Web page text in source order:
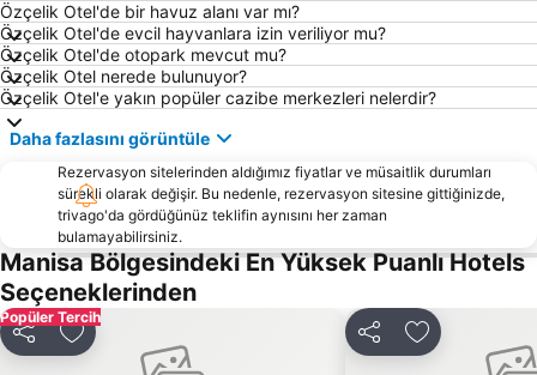
Özçelik Otel'de bir havuz alanı var mı?
Özçelik Otel'de evcil hayvanlara izin veriliyor mu?
Özçelik Otel'de otopark mevcut mu?
Özçelik Otel nerede bulunuyor?
Özçelik Otel'e yakın popüler cazibe merkezleri nelerdir?
Daha fazlasını görüntüle
Rezervasyon sitelerinden aldığımız fiyatlar ve müsaitlik durumları
sürekli olarak değişir. Bu nedenle, rezervasyon sitesine gittiğinizde,
trivago'da gördüğünüz teklifin aynısını her zaman
bulamayabilirsiniz.
Manisa Bölgesindeki En Yüksek Puanlı Hotels
Seçeneklerinden
Popüler Tercih
Paylaş Favorilerime ekle Paylaş Favorilerime